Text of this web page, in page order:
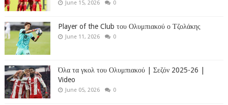
June 15, 2026 0
Player of the Club του Ολυμπιακού ο Τζολάκης
June 11, 2026 0
Όλα τα γκολ του Ολυμπιακού | Σεζόν 2025-26 |
Video
June 05, 2026 0